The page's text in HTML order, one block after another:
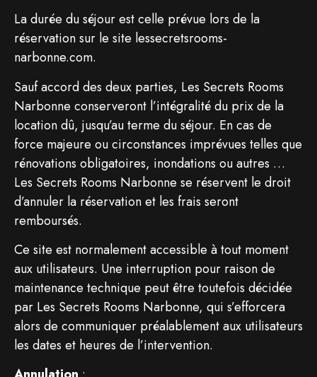
La durée du séjour est celle prévue lors de la
réservation sur le site lessecretsrooms-
narbonne.com.
Sauf accord des deux parties, Les Secrets Rooms
Narbonne conserveront l’intégralité du prix de la
location dû, jusqu’au terme du séjour. En cas de
force majeure ou circonstances imprévues telles que
rénovations obligatoires, inondations ou autres …
Les Secrets Rooms Narbonne se réservent le droit
d’annuler la réservation et les frais seront
remboursés.
Ce site est normalement accessible à tout moment
aux utilisateurs. Une interruption pour raison de
maintenance technique peut être toutefois décidée
par Les Secrets Rooms Narbonne, qui s’efforcera
alors de communiquer préalablement aux utilisateurs
les dates et heures de l’intervention.